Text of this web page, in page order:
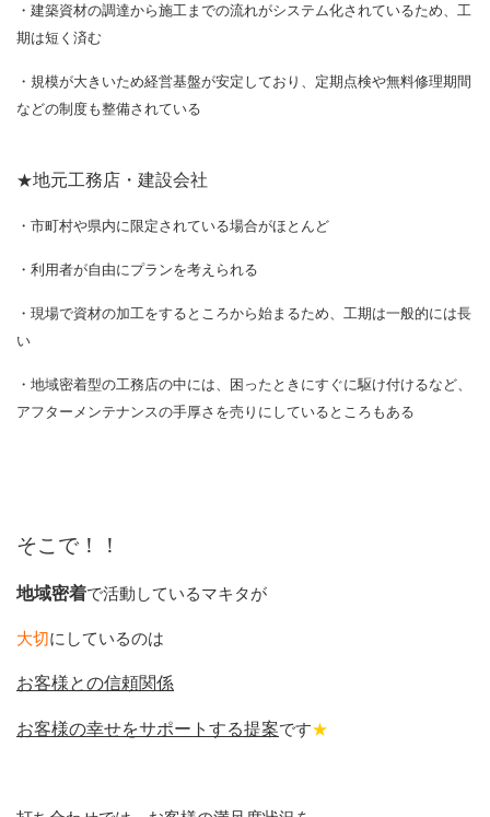
・建築資材の調達から施工までの流れがシステム化されているため、工
期は短く済む
・規模が大きいため経営基盤が安定しており、定期点検や無料修理期間
などの制度も整備されている
★地元工務店・建設会社
・市町村や県内に限定されている場合がほとんど
・利用者が自由にプランを考えられる
・現場で資材の加工をするところから始まるため、工期は一般的には長
い
・地域密着型の工務店の中には、困ったときにすぐに駆け付けるなど、
アフターメンテナンスの手厚さを売りにしているところもある
そこで！！
地域密着で活動しているマキタが
大切にしているのは
お客様との信頼関係
お客様の幸せをサポートする提案です★